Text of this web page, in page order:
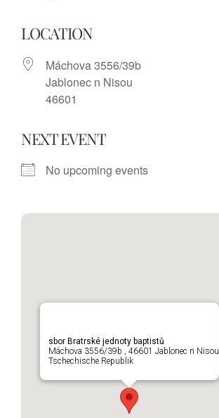
LOCATION
Máchova 3556/39b
Jablonec n Nisou
46601
NEXT EVENT
No upcoming events
sbor Bratrské jednoty baptistů
Máchova 3556/39b , 46601 Jablonec n Nisou
Tschechische Republik